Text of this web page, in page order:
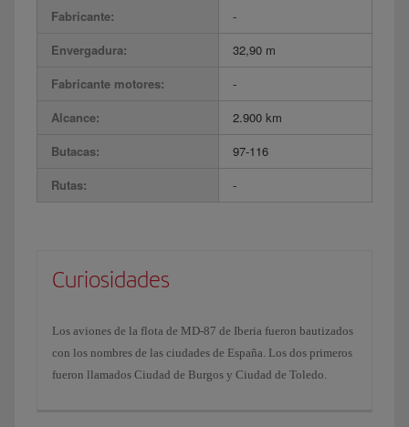
Fabricante:
-
Envergadura:
32,90 m
Fabricante motores:
-
Alcance:
2.900 km
Butacas:
97-116
Rutas:
-
Curiosidades
Los aviones de la flota de MD-87 de Iberia fueron bautizados
con los nombres de las ciudades de España. Los dos primeros
fueron llamados Ciudad de Burgos y Ciudad de Toledo.